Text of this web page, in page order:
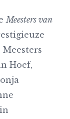
Meesters van
Hoef,